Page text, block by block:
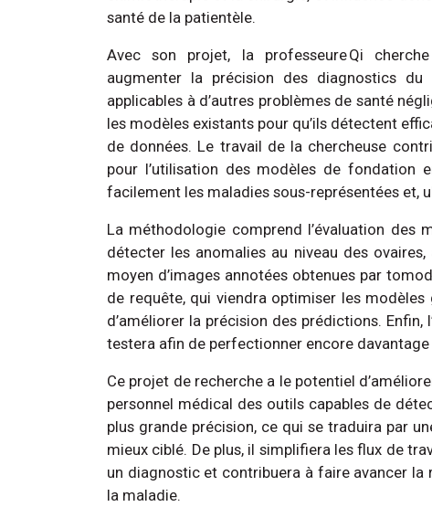
santé de la patientèle.
Avec son projet, la professeure Qi
augmenter la précision des diagnostics
applicables à d’autres problèmes de santé
les modèles existants pour qu’ils détectent
de données. Le travail de la chercheuse
pour l’utilisation des modèles de fondation
facilement les maladies sous-représentées et,
La méthodologie comprend l’évaluation des
détecter les anomalies au niveau des ovaires,
moyen d’images annotées obtenues par
de requête, qui viendra optimiser les
d’améliorer la précision des prédictions.
testera afin de perfectionner encore davantage
Ce projet de recherche a le potentiel
personnel médical des outils capables de
plus grande précision, ce qui se traduira par
mieux ciblé. De plus, il simplifiera les flux de
un diagnostic et contribuera à faire avancer la
la maladie.